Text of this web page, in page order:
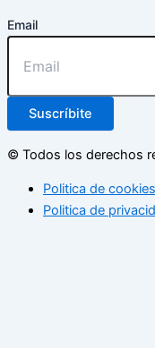
Email
Suscríbite
© Todos los derechos
Politica de cookies
Politica de